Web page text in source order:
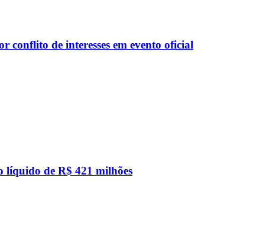
conflito de interesses em evento oficial
líquido de R$ 421 milhões